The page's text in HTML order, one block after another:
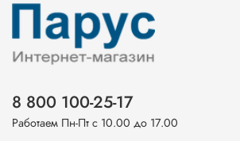
8 800 100-25-17
Работаем Пн-Пт с 10.00 до 17.00